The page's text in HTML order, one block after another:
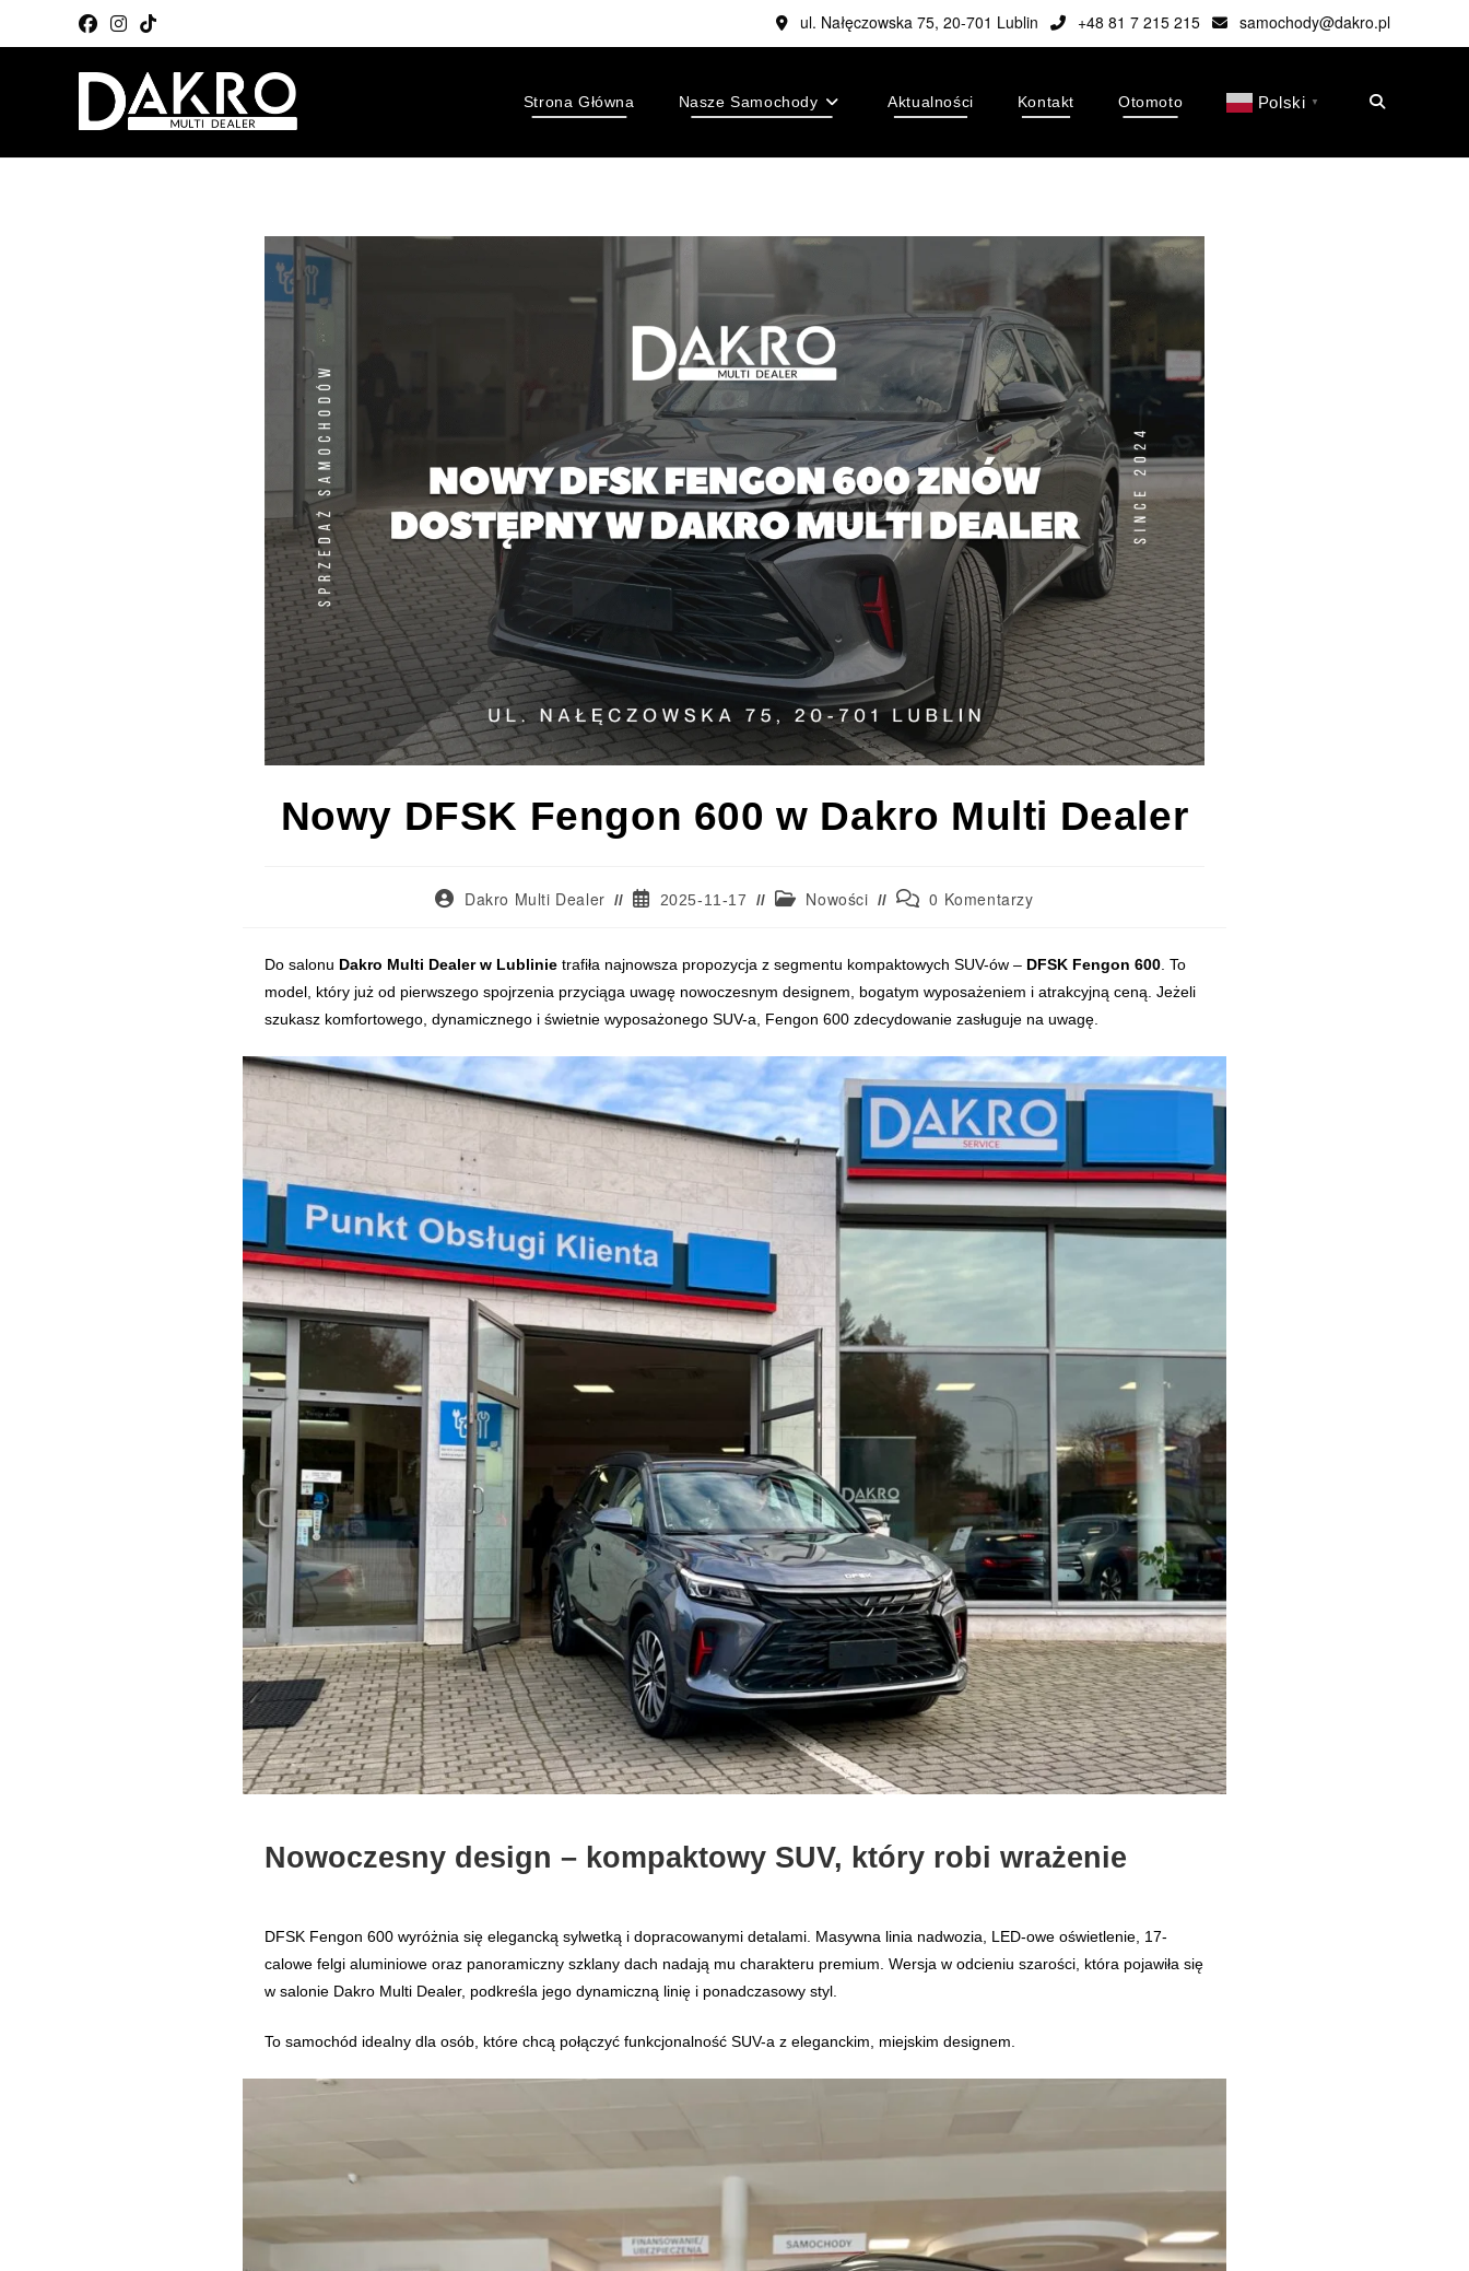
ul. Nałęczowska 75, 20-701 Lublin +48 81 7 215 215 samochody@dakro.pl
Strona Główna Nasze Samochody Aktualności Kontakt Otomoto Polski ▼
Nowy DFSK Fengon 600 w Dakro Multi Dealer
Dakro Multi Dealer 2025-11-17 Nowości 0 Komentarzy
DFSK Fengon 600 to kompaktowy SUV dostępny w salonie Dakro Multi Dealer w Lublinie. Auto wyróżnia się nowoczesnym, dynamicznym designem, który zwraca uwagę już przy pierwszym spojrzeniu.
Do salonu Dakro Multi Dealer w Lublinie trafiła najnowsza propozycja z segmentu kompaktowych SUV-ów – DFSK Fengon 600 . To
model, który już od pierwszego spojrzenia przyciąga uwagę nowoczesnym designem, bogatym wyposażeniem i atrakcyjną ceną. Jeżeli
szukasz komfortowego, dynamicznego i świetnie wyposażonego SUV-a, Fengon 600 zdecydowanie zasługuje na uwagę.
Nowoczesny design – kompaktowy SUV, który robi wrażenie
DFSK Fengon 600 wyróżnia się elegancką sylwetką i dopracowanymi detalami. Masywna linia nadwozia, LED-owe oświetlenie, 17-
calowe felgi aluminiowe oraz panoramiczny szklany dach nadają mu charakteru premium. Wersja w odcieniu szarości, która pojawiła się
w salonie Dakro Multi Dealer, podkreśla jego dynamiczną linię i ponadczasowy styl.
To samochód idealny dla osób, które chcą połączyć funkcjonalność SUV-a z eleganckim, miejskim designem.